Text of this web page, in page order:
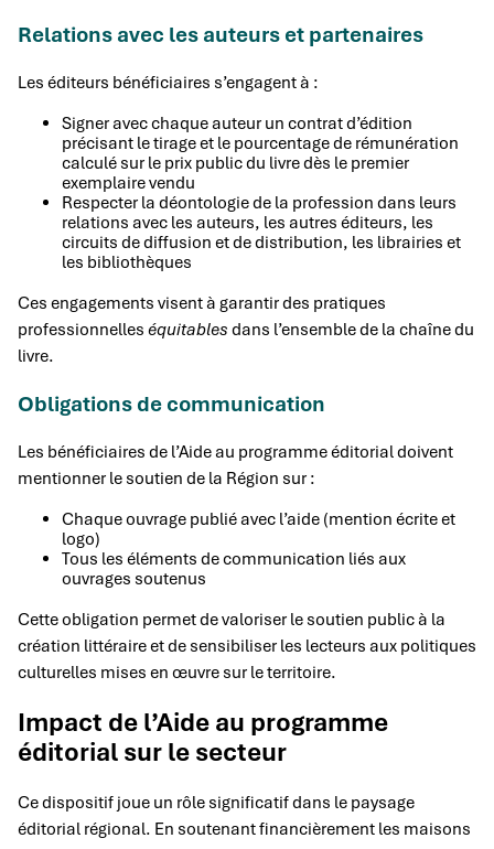
Relations avec les auteurs et partenaires
Les éditeurs bénéficiaires s’engagent à :
Signer avec chaque auteur un contrat d’édition
précisant le tirage et le pourcentage de rémunération
calculé sur le prix public du livre dès le premier
exemplaire vendu
Respecter la déontologie de la profession dans leurs
relations avec les auteurs, les autres éditeurs, les
circuits de diffusion et de distribution, les librairies et
les bibliothèques
Ces engagements visent à garantir des pratiques
professionnelles équitables dans l’ensemble de la chaîne du
livre.
Obligations de communication
Les bénéficiaires de l’Aide au programme éditorial doivent
mentionner le soutien de la Région sur :
Chaque ouvrage publié avec l’aide (mention écrite et
logo)
Tous les éléments de communication liés aux
ouvrages soutenus
Cette obligation permet de valoriser le soutien public à la
création littéraire et de sensibiliser les lecteurs aux politiques
culturelles mises en œuvre sur le territoire.
Impact de l’Aide au programme
éditorial sur le secteur
Ce dispositif joue un rôle significatif dans le paysage
éditorial régional. En soutenant financièrement les maisons